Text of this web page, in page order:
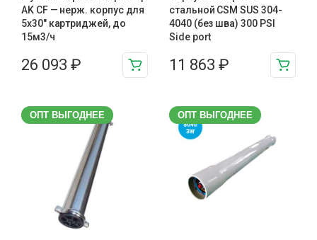
AK CF — нерж. корпус для
5х30″ картриджей, до
15м3/ч
26 093 ₽
стальной CSM SUS 304-
4040 (без шва) 300 PSI
Side port
11 863 ₽
ОПТ ВЫГОДНЕЕ ОПТ ВЫГОДНЕЕ